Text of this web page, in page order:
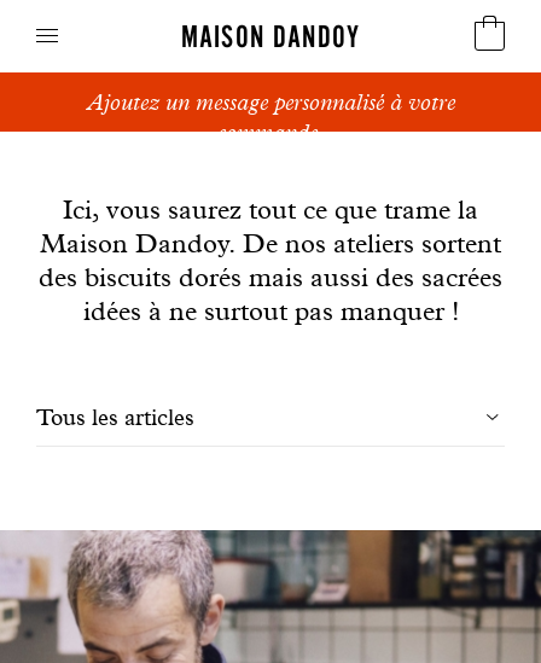
MAISON DANDOY
Speculoos
Pains sucrés
Gâteaux
Engagé avec bon sens
Manifesto
Ajoutez un message personnalisé à votre
commande.
Ici, vous saurez tout ce que trame la
Maison Dandoy. De nos ateliers sortent
des biscuits dorés mais aussi des sacrées
idées à ne surtout pas manquer !
Filtrer
Tous les articles